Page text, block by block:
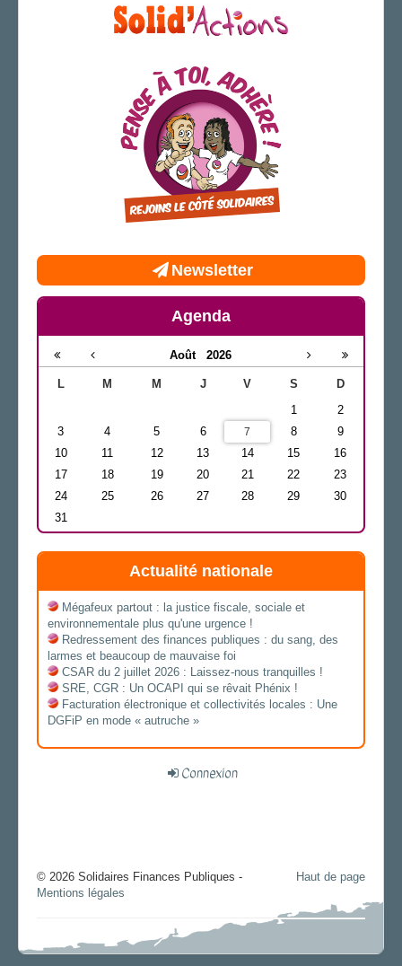
Newsletter
Agenda
Août 2026
L M M J V S
D
1
2
3
4 5 6 7 8
9
10
11 12 13 14 15
16
17
18 19 20 21 22
23
24
25 26 27 28 29
30
31
Actualité nationale
Mégafeux partout : la justice fiscale, sociale et
environnementale plus qu'une urgence !
Redressement des finances publiques : du sang, des
larmes et beaucoup de mauvaise foi
CSAR du 2 juillet 2026 : Laissez-nous tranquilles !
SRE, CGR : Un OCAPI qui se rêvait Phénix !
Facturation électronique et collectivités locales : Une
DGFiP en mode « autruche »
Connexion
Haut de page
© 2026 Solidaires Finances Publiques -
Mentions légales